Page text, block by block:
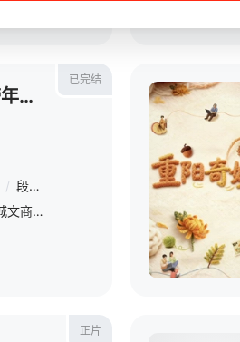
已完结
踏上新征程—更好2026BRTV跨年之夜
/ 段奥娟
本次晚会以“古都新貌”为主线，走进京城文商旅体鲜活地标，记录高质量发展脉动，聆听平凡百姓的真实故事。老中青少四代汇聚一堂，歌颂快乐与热爱，在辞旧迎新的特别时刻，陪伴全国观众共赴一场有格局、有温度、有共
正片